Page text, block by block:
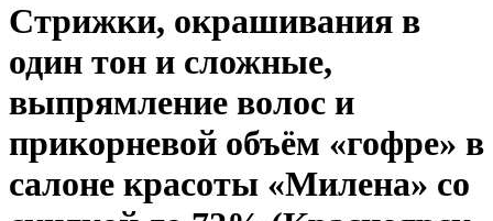
Стрижки, окрашивания в
один тон и сложные,
выпрямление волос и
прикорневой объём «гофре» в
салоне красоты «Милена» со